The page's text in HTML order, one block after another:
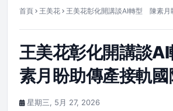
首頁 王美花 王美花彰化開講談AI轉型 陳素月
王美花彰化開講談
素月盼助傳產接軌國
星期三, 5月 27, 2026